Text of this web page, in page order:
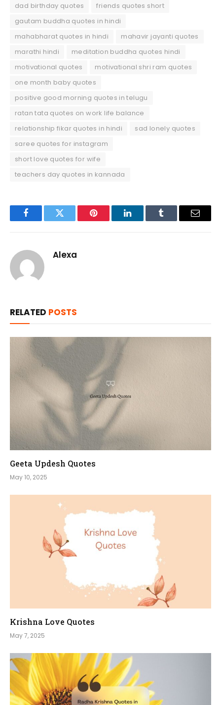
dad birthday quotes
friends quotes short
gautam buddha quotes in hindi
mahabharat quotes in hindi
mahavir jayanti quotes
marathi hindi
meditation buddha quotes hindi
motivational quotes
motivational shri ram quotes
one month baby quotes
positive good morning quotes in telugu
ratan tata quotes on work life balance
relationship fikar quotes in hindi
sad lonely quotes
saree quotes for instagram
short love quotes for wife
teachers day quotes in kannada
FacebookTwitter Pinterest LinkedInTumblr Email
Alexa
RELATED POSTS
Geeta Updesh Quotes
May 10, 2025
Krishna Love Quotes
May 7, 2025